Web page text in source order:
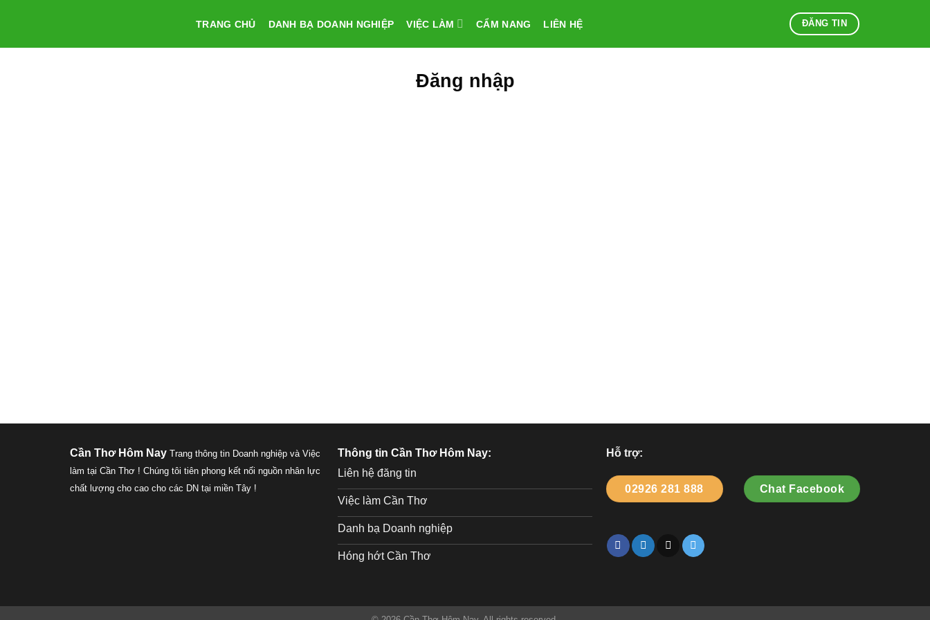
TRANG CHỦ DANH BẠ DOANH NGHIỆP VIỆC LÀM CẨM NANG LIÊN HỆ ĐĂNG TIN
Đăng nhập
Cần Thơ Hôm Nay Trang thông tin Doanh nghiệp và Việc
làm tại Cần Thơ ! Chúng tôi tiên phong kết nối nguồn nhân lực
chất lượng cho cao cho các DN tại miền Tây !
Thông tin Cần Thơ Hôm Nay:
Liên hệ đăng tin
Việc làm Cần Thơ
Danh bạ Doanh nghiệp
Hóng hớt Cần Thơ
Hỗ trợ:
02926 281 888 Chat Facebook